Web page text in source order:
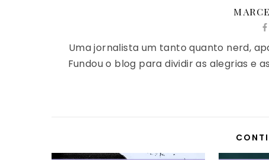
Uma jornalista um tanto quanto nerd,
Fundou o blog para dividir as alegrias e